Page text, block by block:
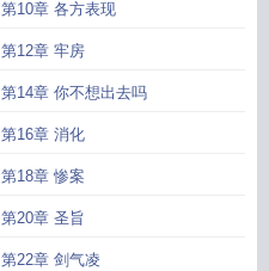
第10章 各方表现
第12章 牢房
第14章 你不想出去吗
第16章 消化
第18章 惨案
第20章 圣旨
第22章 剑气凌